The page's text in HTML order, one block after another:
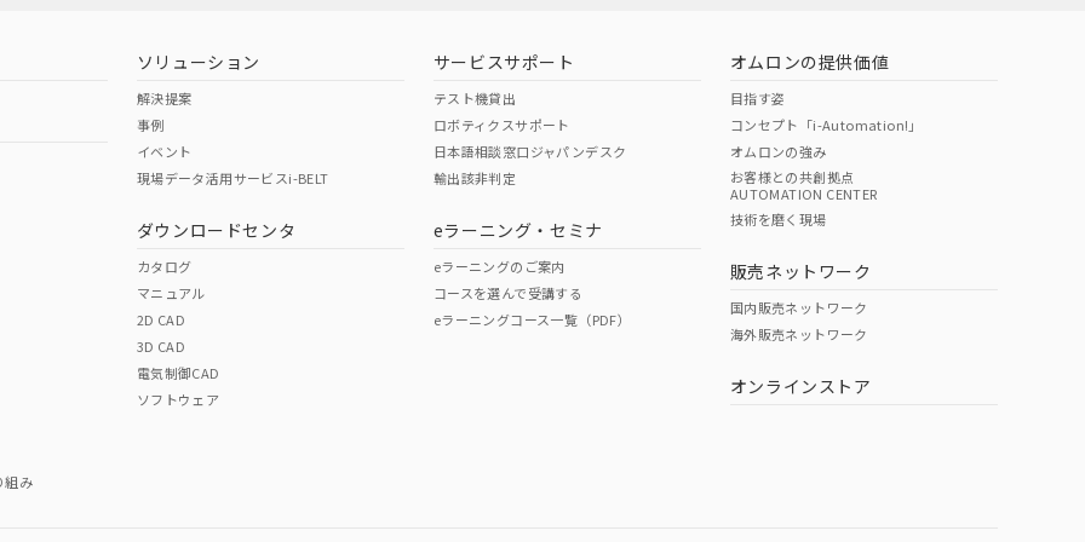
組み
ソリューション
解決提案
事例
イベント
現場データ活用サービスi-BELT
ダウンロードセンタ
カタログ
マニュアル
2D CAD
3D CAD
電気制御CAD
ソフトウェア
サービスサポート
テスト機貸出
ロボティクスサポート
日本語相談窓口ジャパンデスク
輸出該非判定
eラーニング・セミナ
eラーニングのご案内
コースを選んで受講する
eラーニングコース一覧（PDF）
オムロンの提供価値
目指す姿
コンセプト「i-Automation!」
オムロンの強み
お客様との共創拠点
AUTOMATION CENTER
技術を磨く現場
販売ネットワーク
国内販売ネットワーク
海外販売ネットワーク
オンラインストア